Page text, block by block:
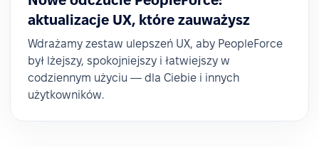
aktualizacje UX, które zauważysz
Wdrażamy zestaw ulepszeń UX, aby PeopleForce
był lżejszy, spokojniejszy i łatwiejszy w
codziennym użyciu — dla Ciebie i innych
użytkowników.